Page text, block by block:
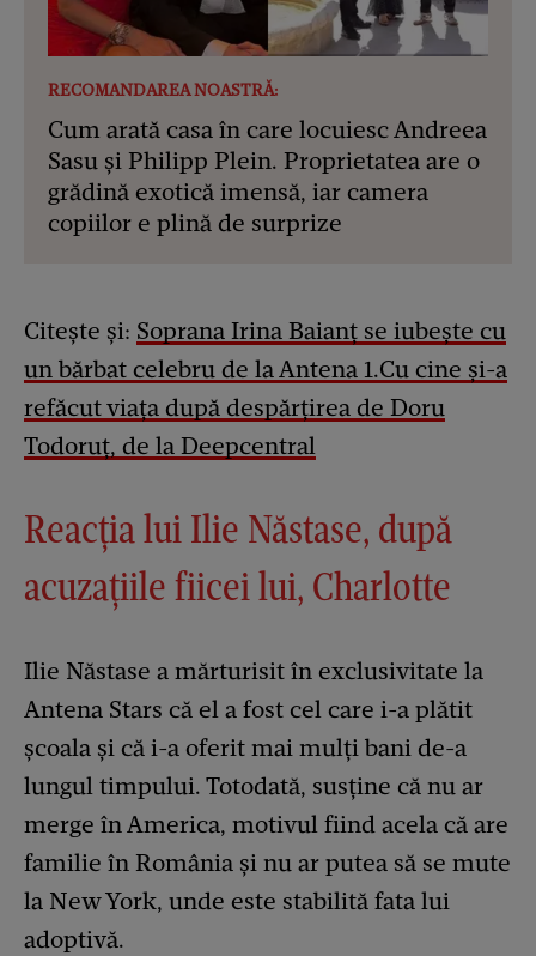
RECOMANDAREA NOASTRĂ:
Cum arată casa în care locuiesc Andreea
Sasu și Philipp Plein. Proprietatea are o
grădină exotică imensă, iar camera
copiilor e plină de surprize
Citește și: Soprana Irina Baianț se iubește cu
un bărbat celebru de la Antena 1.Cu cine și-a
refăcut viața după despărțirea de Doru
Todoruț, de la Deepcentral
Reacția lui Ilie Năstase, după
acuzațiile fiicei lui, Charlotte
Ilie Năstase a mărturisit în exclusivitate la
Antena Stars că el a fost cel care i-a plătit
școala și că i-a oferit mai mulți bani de-a
lungul timpului. Totodată, susține că nu ar
merge în America, motivul fiind acela că are
familie în România și nu ar putea să se mute
la New York, unde este stabilită fata lui
adoptivă.